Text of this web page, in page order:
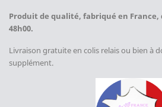
Produit de qualité, fabriqué en
48h00.
Livraison gratuite en colis relais ou bien à
supplément.